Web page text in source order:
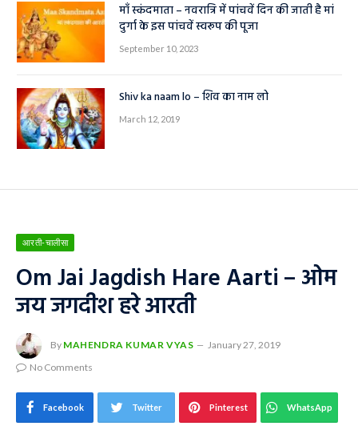
माँ स्कंदमाता – नवरात्रि में पांचवें दिन की जाती है मां
दुर्गा के इस पांचवें स्वरूप की पूजा
September 10, 2023
Shiv ka naam lo – शिव का नाम लो
March 12, 2019
आरती-चालीसा
Om Jai Jagdish Hare Aarti – ओम
जय जगदीश हरे आरती
By MAHENDRA KUMAR VYAS
January 27, 2019
No Comments
Facebook Twitter Pinterest WhatsApp